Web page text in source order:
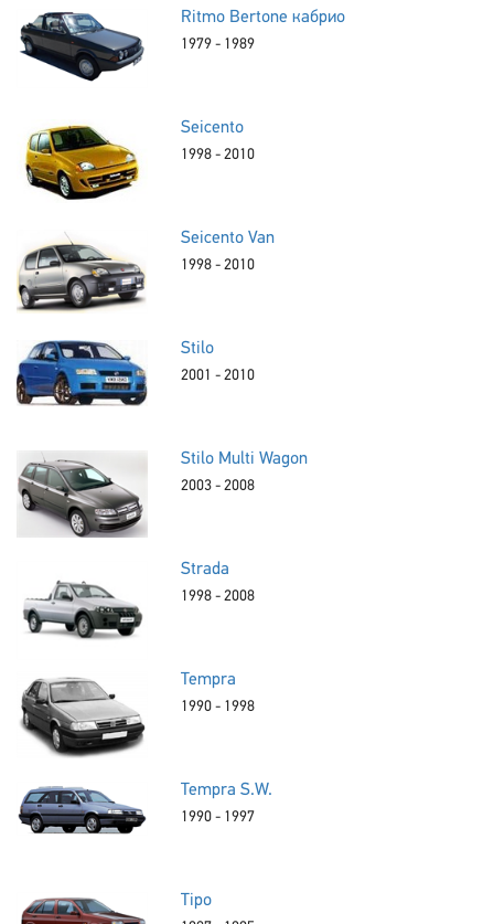
Ritmo Bertone кабрио
1979 - 1989
Seicento
1998 - 2010
Seicento Van
1998 - 2010
Stilo
2001 - 2010
Stilo Multi Wagon
2003 - 2008
Strada
1998 - 2008
Tempra
1990 - 1998
Tempra S.W.
1990 - 1997
Tipo